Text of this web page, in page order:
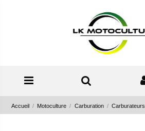
Accueil Motoculture Carburation Carburateurs